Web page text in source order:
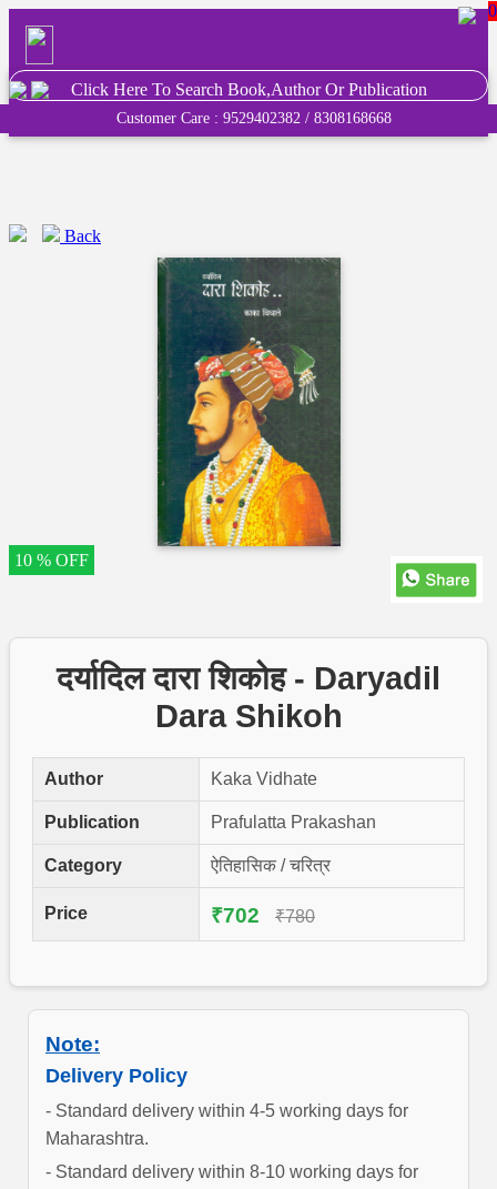
0
Click Here To Search Book,Author Or Publication
Customer Care : 9529402382 / 8308168668
Back
10 % OFF
दर्यादिल दारा शिकोह - Daryadil
Dara Shikoh
Author Kaka Vidhate
Publication Prafulatta Prakashan
Category ऐतिहासिक / चरित्र
Price ₹702 ₹780
Note:
Delivery Policy
- Standard delivery within 4-5 working days for
Maharashtra.
- Standard delivery within 8-10 working days for